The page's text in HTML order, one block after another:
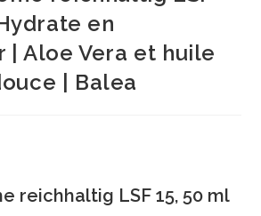
en
| Aloe Vera et huile
| Balea
reichhaltig LSF 15, 50 ml